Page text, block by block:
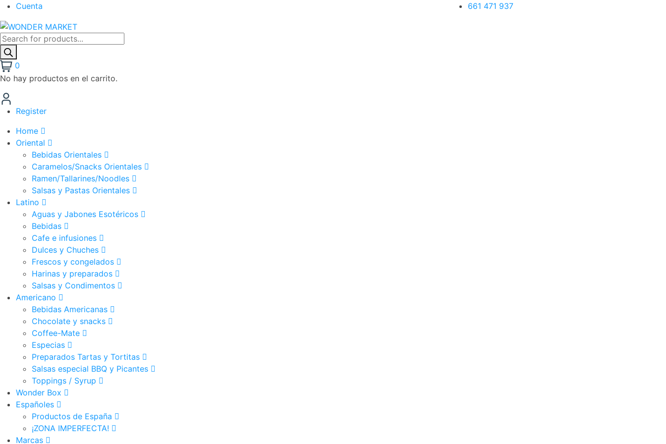
Cuenta 661 471 937
Búsqueda
de
productos
0
No hay productos en el carrito.
Register
Home
Oriental
Bebidas Orientales
Caramelos/Snacks Orientales
Ramen/Tallarines/Noodles
Salsas y Pastas Orientales
Latino
Aguas y Jabones Esotéricos
Bebidas
Cafe e infusiones
Dulces y Chuches
Frescos y congelados
Harinas y preparados
Salsas y Condimentos
Americano
Bebidas Americanas
Chocolate y snacks
Coffee-Mate
Especias
Preparados Tartas y Tortitas
Salsas especial BBQ y Picantes
Toppings / Syrup
Wonder Box
Españoles
Productos de España
¡ZONA IMPERFECTA!
Marcas